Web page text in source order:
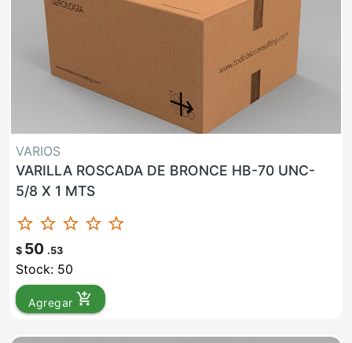
VARIOS
VARILLA ROSCADA DE BRONCE HB-70 UNC-
5/8 X 1 MTS
star_border star_border star_border star_border star_border
$ 50 .53
Stock: 50
Agregar add_shopping_cart